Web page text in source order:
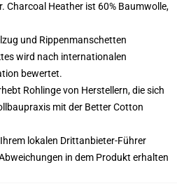
Charcoal Heather ist 60% Baumwolle,
und Rippenmanschetten
wird nach internationalen
bewertet.
Rohlinge von Herstellern, die sich
mit der Better Cotton
lokalen Drittanbieter-Führer
in dem Produkt erhalten